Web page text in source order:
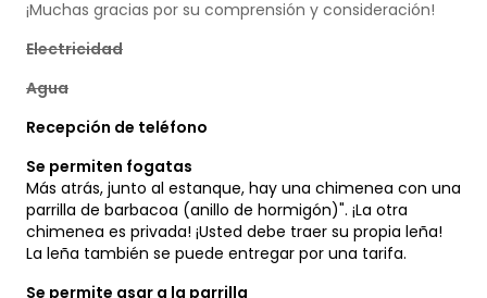
¡Muchas gracias por su comprensión y consideración!
Electricidad
Agua
Recepción de teléfono
Se permiten fogatas
Más atrás, junto al estanque, hay una chimenea con una
parrilla de barbacoa (anillo de hormigón)". ¡La otra
chimenea es privada! ¡Usted debe traer su propia leña!
La leña también se puede entregar por una tarifa.
Se permite asar a la parrilla